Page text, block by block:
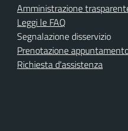
Amministrazione
Leggi le FAQ
Segnalazione disservizio
Prenotazione
Richiesta d'assistenza